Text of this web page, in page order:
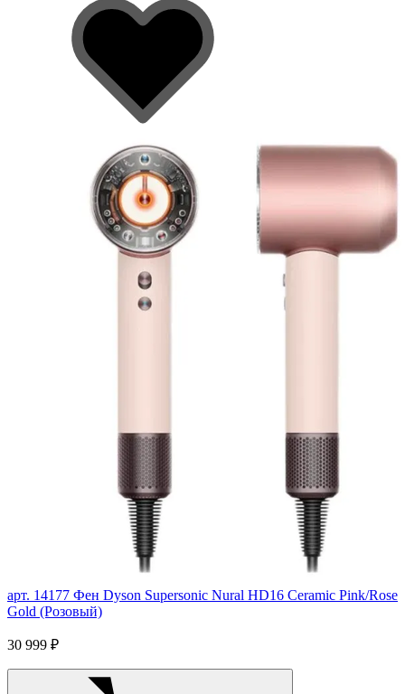
арт. 14177 Фен Dyson Supersonic Nural HD16 Ceramic Pink/Rose
Gold (Розовый)
30 999 ₽